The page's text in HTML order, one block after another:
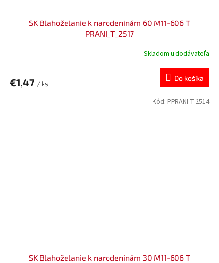
SK Blahoželanie k narodeninám 60 M11-606 T
PRANI_T_2517
Skladom u dodávateľa
€1,47 / ks
Do košíka
SK Blahoželanie k narodeninám 30 M11-606 T
Kód: PPRANI T 2514